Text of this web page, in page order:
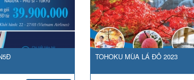
TOHOKU MÙA LÁ ĐỎ 2023